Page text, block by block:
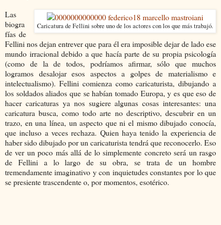
Caricatura de Fellini sobre uno de los actores con los que más trabajó.
Las
biogra
fías de
Fellini nos dejan entrever que para él era imposible dejar de lado ese
mundo irracional debido a que hacía parte de su propia psicología
(como de la de todos, podríamos afirmar, sólo que muchos
logramos desalojar esos aspectos a golpes de materialismo e
intelectualismo). Fellini comienza como caricaturista, dibujando a
los soldados aliados que se habían tomado Europa, y es que eso de
hacer caricaturas ya nos sugiere algunas cosas interesantes: una
caricatura busca, como todo arte no descriptivo, descubrir en un
trazo, en una línea, un aspecto que ni el mismo dibujado conocía,
que incluso a veces rechaza. Quien haya tenido la experiencia de
haber sido dibujado por un caricaturista tendrá que reconocerlo. Eso
de ver un poco más allá de lo simplemente concreto será un rasgo
de Fellini a lo largo de su obra, se trata de un hombre
tremendamente imaginativo y con inquietudes constantes por lo que
se presiente trascendente o, por momentos, esotérico.